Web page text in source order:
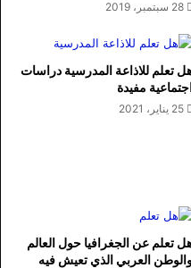
28 سبتمبر، 2019
تعلم للاذاعة المدرسية دراسات
مفيدة
25 يناير، 2021
تعلم عن الجغرافيا حول العالم
العربي الذي تعيش فيه